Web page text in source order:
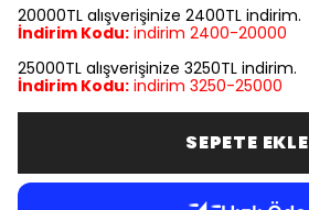
20000TL alışverişinize 2400TL indirim.
İndirim Kodu: indirim 2400-20000
25000TL alışverişinize 3250TL indirim.
İndirim Kodu: indirim 3250-25000
SEPETE EKLE